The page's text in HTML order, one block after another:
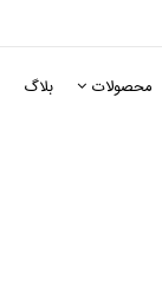
محصولات بلاگ